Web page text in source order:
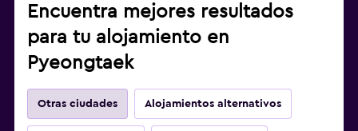
Encuentra mejores resultados
para tu alojamiento en
Pyeongtaek
Otras ciudades Alojamientos alternativos